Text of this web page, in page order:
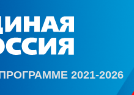
2021-2026